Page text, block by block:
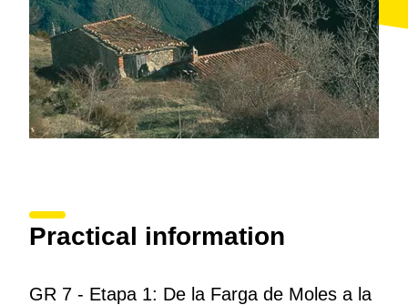
Practical information
GR 7 - Etapa 1: De la Farga de Moles a la